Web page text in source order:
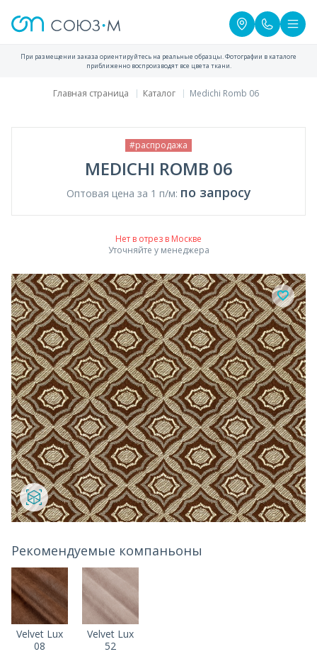
При размещении заказа ориентируйтесь на реальные образцы. Фотографии в каталоге
приближенно воспроизводят все цвета ткани.
Главная страница Каталог Medichi Romb 06
#распродажа
MEDICHI ROMB 06
Оптовая цена за 1 п/м: по запросу
Нет в отрез в Москве
Уточняйте у менеджера
Рекомендуемые компаньоны
Velvet Lux
08
Velvet Lux
52